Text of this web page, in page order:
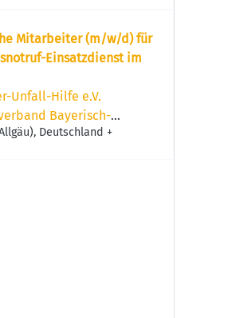
Mitarbeiter (m/w/d) für
Einsatzdienst im
Unfall-Hilfe e.V.
Bayerisch-
Deutschland +